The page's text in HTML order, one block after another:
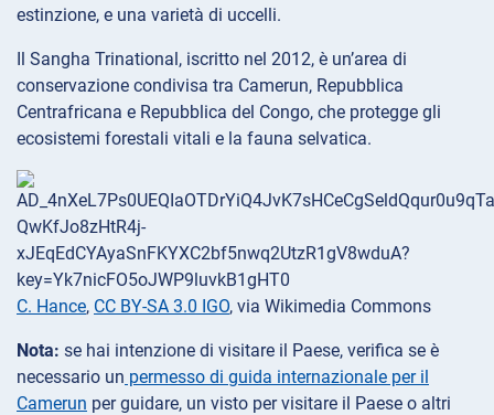
estinzione, e una varietà di uccelli.
Il Sangha Trinational, iscritto nel 2012, è un’area di
conservazione condivisa tra Camerun, Repubblica
Centrafricana e Repubblica del Congo, che protegge gli
ecosistemi forestali vitali e la fauna selvatica.
C. Hance, CC BY-SA 3.0 IGO, via Wikimedia Commons
Nota: se hai intenzione di visitare il Paese, verifica se è
necessario un permesso di guida internazionale per il
Camerun per guidare, un visto per visitare il Paese o altri